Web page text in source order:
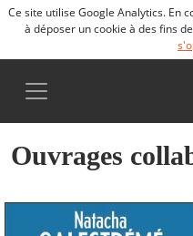
Ce site utilise Google Analytics. En
à déposer un cookie à des fins
Ouvrages